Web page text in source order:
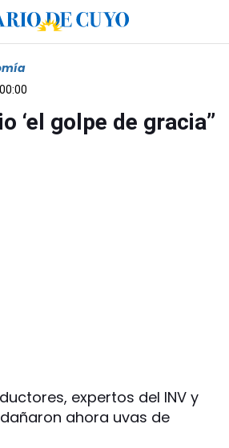
‘el golpe de gracia’’
expertos del INV y
ahora uvas de